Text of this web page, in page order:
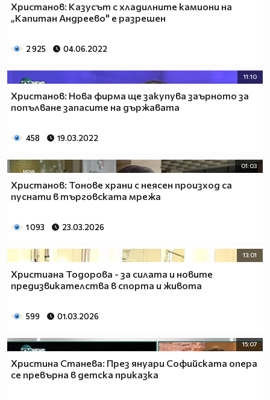
Христанов: Казусът с хладилните камиони на
„Капитан Андреево" е разрешен
2 925 04.06.2022
11:10
Христанов: Нова фирма ще закупува заърното за
попълване запасите на държавата
458 19.03.2022
01:03
Христанов: Тонове храни с неясен произход са
пуснати в търговската мрежа
1 093 23.03.2026
13:01
Христиана Тодорова - за силата и новите
предизвикателства в спорта и живота
599 01.03.2026
15:07
Христина Станева: През януари Софийската опера
се превърна в детска приказка